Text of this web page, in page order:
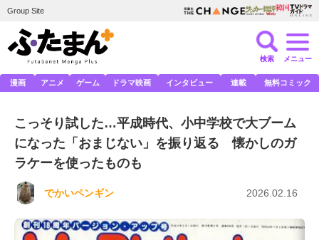
Group Site
検索 メニュー
漫画 アニメ ゲーム ドラマ映画 インタビュー 連載 無料コミック
こっそり試した…平成時代、小中学校で大ブーム
になった「おまじない」を振り返る 懐かしのガ
ラケーを使ったものも
でかいペンギン 2026.02.16